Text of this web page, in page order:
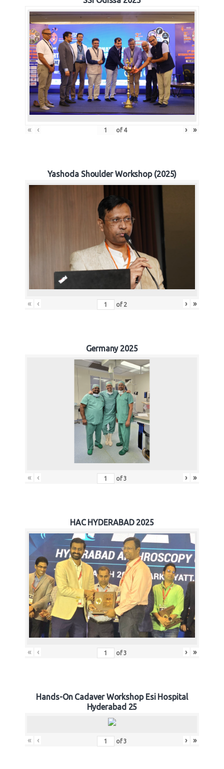
« ‹ of 4 › »
Yashoda Shoulder Workshop (2025)
« ‹ of 2 › »
Germany 2025
« ‹ of3 › »
HAC HYDERABAD 2025
« ‹ of3 › »
Hands-On Cadaver Workshop Esi Hospital
Hyderabad 25
« ‹ of3 › »